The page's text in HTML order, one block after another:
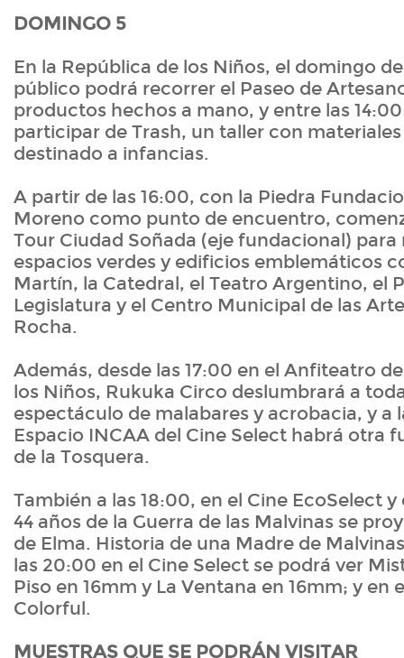
DOMINGO 5
En la República de los Niños, el domingo
público podrá recorrer el Paseo de
productos hechos a mano, y entre las 14:00
participar de Trash, un taller con
destinado a infancias.
A partir de las 16:00, con la Piedra
Moreno como punto de encuentro,
Tour Ciudad Soñada (eje fundacional) para
espacios verdes y edificios emblemáticos
Martín, la Catedral, el Teatro Argentino, el
Legislatura y el Centro Municipal de las
Rocha.
Además, desde las 17:00 en el Anfiteatro
los Niños, Rukuka Circo deslumbrará a
espectáculo de malabares y acrobacia, y a
Espacio INCAA del Cine Select habrá otra
de la Tosquera.
También a las 18:00, en el Cine EcoSelect
44 años de la Guerra de las Malvinas se
de Elma. Historia de una Madre de
las 20:00 en el Cine Select se podrá ver
Piso en 16mm y La Ventana en 16mm; y en
Colorful.
MUESTRAS QUE SE PODRÁN VISITAR